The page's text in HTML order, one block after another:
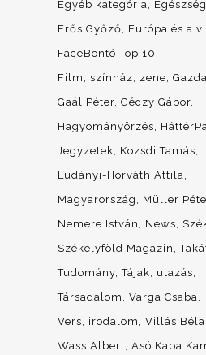
Egyéb kategória
Erős Győző
Európa és a
FaceBontó Top 10
Film, színház, zene
Gaál Péter Géczy Gábor
Hagyományörzés
Jegyzetek
Kozsdi Tamás
Ludányi-Horváth Attila
Magyarország
Müller
Nemere István
News
Székelyföld Magazin
Tudomány Tájak, utazás
Társadalom
Varga Csaba
Vers, irodalom
Villás Béla
Wass Albert Ásó Kapa